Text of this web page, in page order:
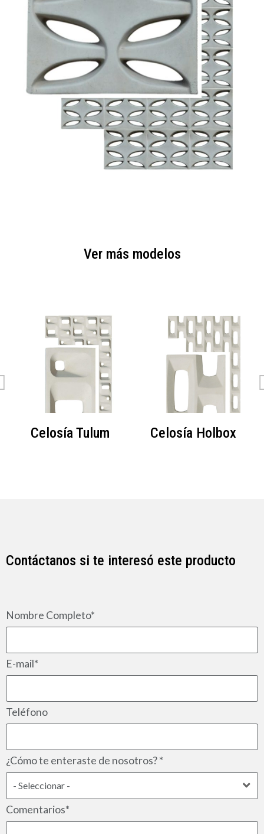
Ver más modelos
Celosía Tulum Celosía Holbox
Contáctanos si te interesó este producto
Nombre Completo*
E-mail*
Teléfono
¿Cómo te enteraste de nosotros? *
Comentarios*